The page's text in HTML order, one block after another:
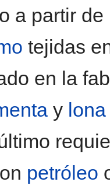
a partir de
tejidas
en la
y
petróleo